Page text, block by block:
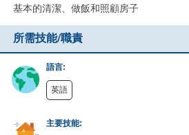
基本的清潔、做飯和照顧房子
所需技能/職責
語言:
英語
主要技能: